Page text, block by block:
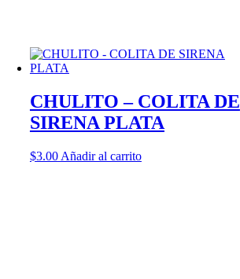
CHULITO – COLITA DE
SIRENA PLATA
$3.00 Añadir al carrito